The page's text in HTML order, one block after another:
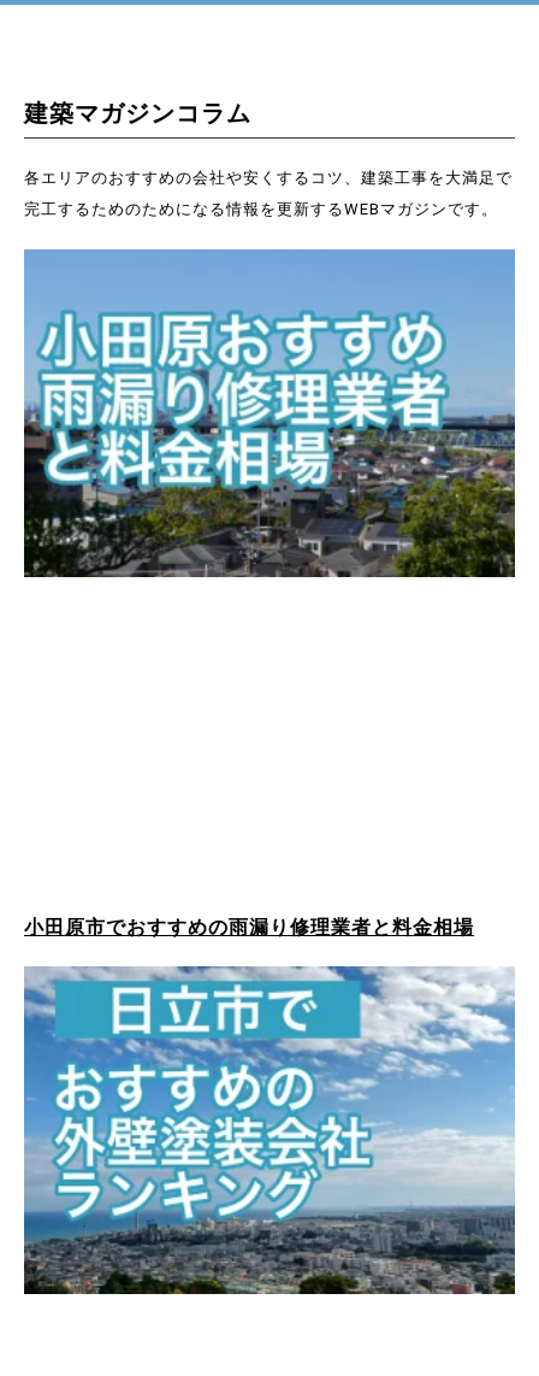
建築マガジンコラム
各エリアのおすすめの会社や安くするコツ、建築工事を大満足で
完工するためのためになる情報を更新するWEBマガジンです。
小田原市でおすすめの雨漏り修理業者と料金相場